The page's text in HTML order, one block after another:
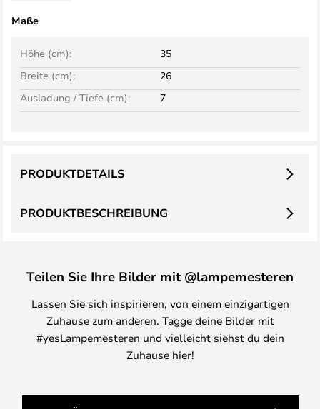
Maße
Breite (cm): 26
Höhe (cm): 35
Ausladung / Tiefe (cm): 7
PRODUKTBESCHREIBUNG
PRODUKTDETAILS
Teilen Sie Ihre Bilder mit @lampemesteren
Lassen Sie sich inspirieren, von einem einzigartigen
Zuhause zum anderen. Tagge deine Bilder mit
#yesLampemesteren und vielleicht siehst du dein
Zuhause hier!